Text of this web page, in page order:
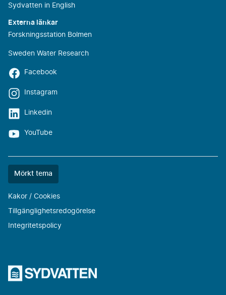
Sydvatten in English
Externa länkar
Forskningsstation Bolmen
Sweden Water Research
Facebook
Instagram
Linkedin
YouTube
Färgtemat
Mörkt tema
Kakor / Cookies
Tillgänglighetsredogörelse
Integritetspolicy